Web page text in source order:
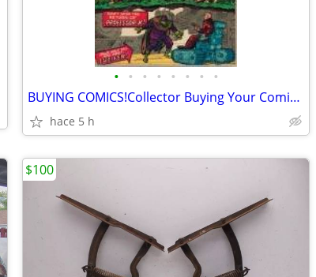
• • • • • • • •
BUYING COMICS!Collector Buying Your Comic Book Collection (la salle)
hace 5 h
$100